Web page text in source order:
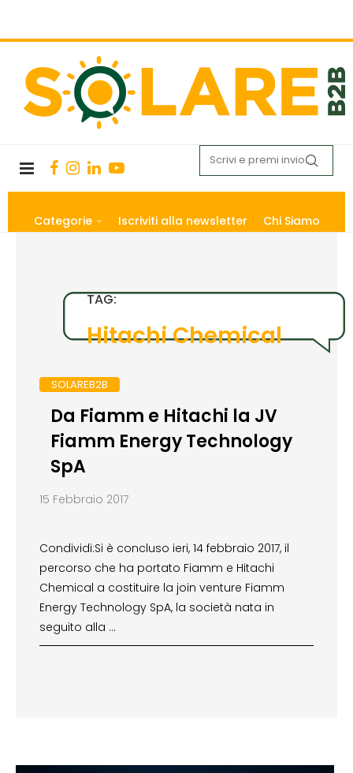
Categorie Iscriviti alla newsletter Chi Siamo
TAG:
Hitachi Chemical
SOLAREB2B
Da Fiamm e Hitachi la JV
Fiamm Energy Technology
SpA
15 Febbraio 2017
Condividi:Si è concluso ieri, 14 febbraio 2017, il
percorso che ha portato Fiamm e Hitachi
Chemical a costituire la join venture Fiamm
Energy Technology SpA, la società nata in
seguito alla …